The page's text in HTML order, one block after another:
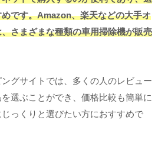
です。Amazon、楽天などの大手オ
さまざまな種類の車用掃除機が販売
グサイトでは、多くの人のレビュー
選ぶことができ、価格比較も簡単に
っくりと選びたい方におすすめで